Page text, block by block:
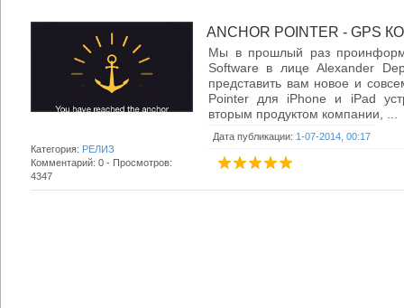
ANCHOR POINTER - GPS
Мы в прошлый раз
Software в лице Alexander
представить вам новое и
Pointer для iPhone и iPad
вторым продуктом компании, ...
Дата публикации: 1-07-2014, 00:17
Категория: РЕЛИЗ
Комментарий: 0 - Просмотров:
4347